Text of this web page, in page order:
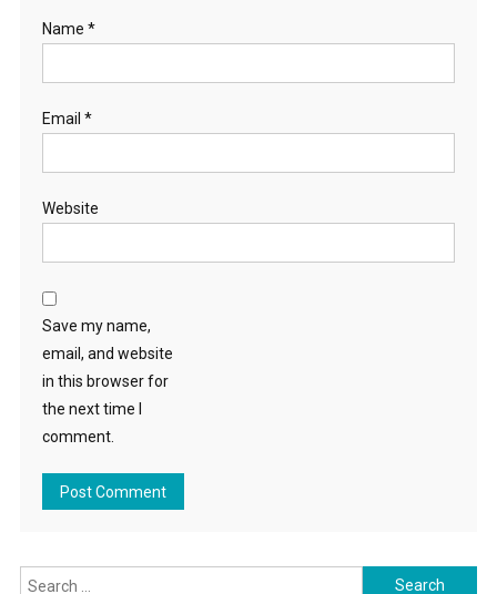
Name *
Email *
Website
Save my name,
email, and website
in this browser for
the next time I
comment.
Search for: